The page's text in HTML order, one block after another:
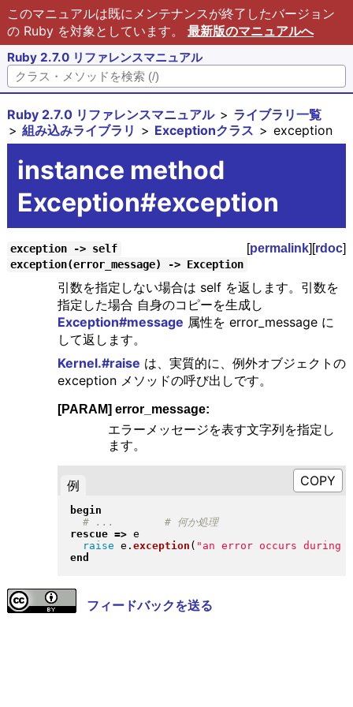
このマニュアルは既にメンテナンスが終了したバージョン
の Ruby を対象としています。 最新版のマニュアルへ
Ruby 2.7.0 リファレンスマニュアル
Ruby 2.7.0 リファレンスマニュアル
ライブラリ一覧
組み込みライブラリ
Exceptionクラス exception
instance method
Exception#exception
exception -> self [permalink][rdoc]
exception(error_message) -> Exception
引数を指定しない場合は self を返します。引数を
指定した場合 自身のコピーを生成し
Exception#message 属性を error_message に
して返します。
Kernel.#raise は、実質的に、例外オブジェクトの
exception メソッドの呼び出しです。
[PARAM] error_message:
エラーメッセージを表す文字列を指定し
ます。
例
begin
# ...        # 何か処理
rescue => e
raise e . exception ( " an error occurs during
end
フィードバックを送る